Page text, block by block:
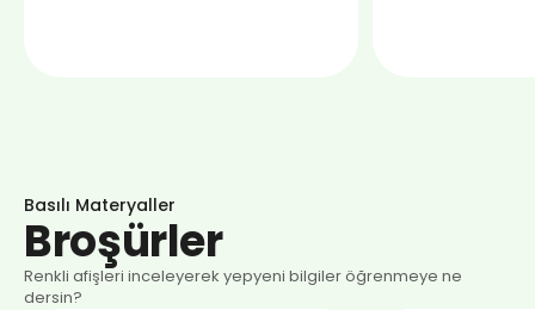
Basılı Materyaller
Broşürler
Renkli afişleri inceleyerek yepyeni bilgiler öğrenmeye ne
dersin?